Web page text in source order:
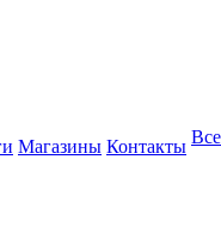
Магазины Контакты Все